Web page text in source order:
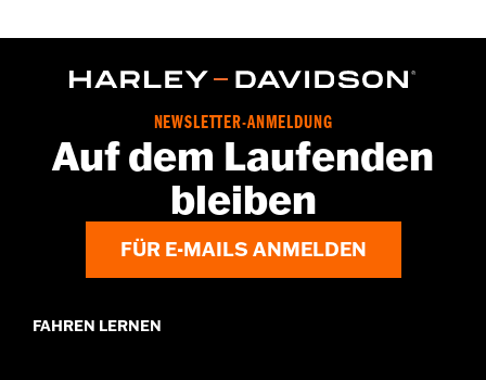
NEWSLETTER-ANMELDUNG
Auf dem Laufenden
bleiben
FÜR E-MAILS ANMELDEN
FAHREN LERNEN